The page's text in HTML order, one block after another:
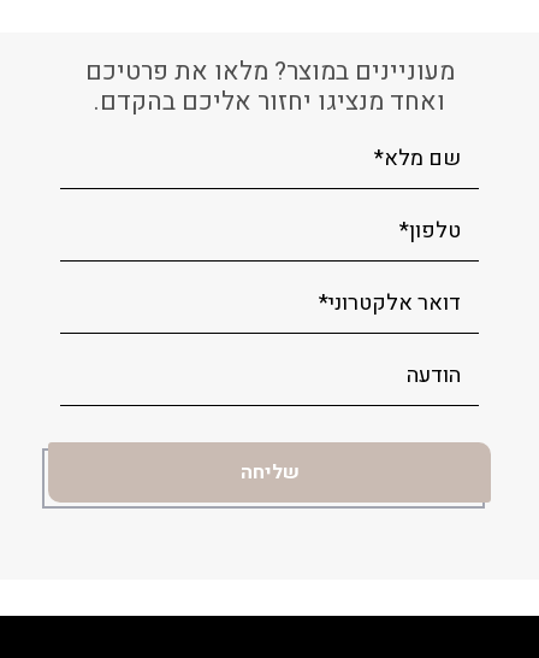
מעוניינים במוצר? מלאו את פרטיכם
ואחד מנציגו יחזור אליכם בהקדם.